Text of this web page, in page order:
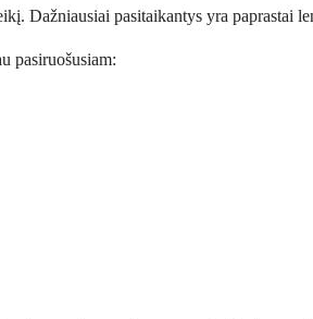
Dažniausiai pasitaikantys yra paprastai
pasiruošusiam: